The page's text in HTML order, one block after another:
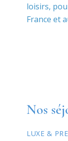
loisirs,
France et
Nos
LUXE &